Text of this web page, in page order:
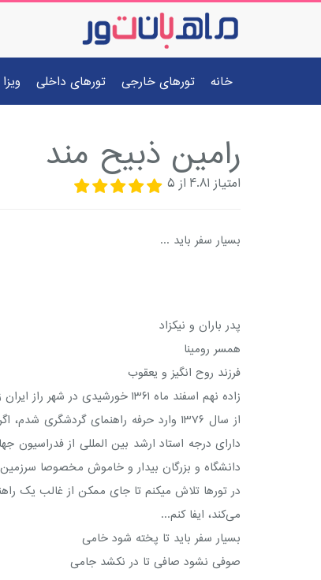
خانه تورهای خارجی تورهای داخلی ویزا
رامین ذبیح مند
امتیاز4.81 از5
بسیار سفر باید ...
پدر باران و نیکزاد
همسر رومینا
فرزند روح انگیز و یعقوب
زاده نهم اسفند ماه ۱۳۶۱ خورشیدی در شهر راز ایران زمین، شیرازم.
از سال ۱۳۷۶ وارد حرفه راهنمای
دارای درجه استاد ارشد بین المللی از فدراسیون
دانشگاه و بزرگان بیدار و خاموش مخصوصا
در تورها تلاش میکنم تا جای ممکن از غالب یک
می‌کند، ایفا کنم...
بسیار سفر باید تا پخته شود خامی
صوفی نشود صافی تا در نکشد جامی